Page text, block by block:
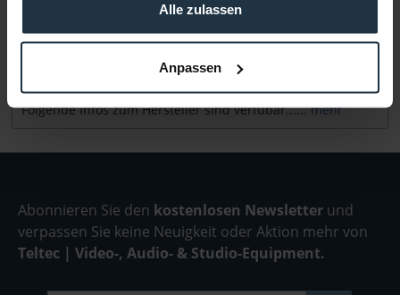
Alle zulassen
Anpassen
Folgende Infos zum Hersteller sind verfübar......mehr
Abonnieren Sie den kostenlosen Newsletter und
verpassen Sie keine Neuigkeit oder Aktion mehr von
Teltec | Video-, Audio- & Studio-Equipment.